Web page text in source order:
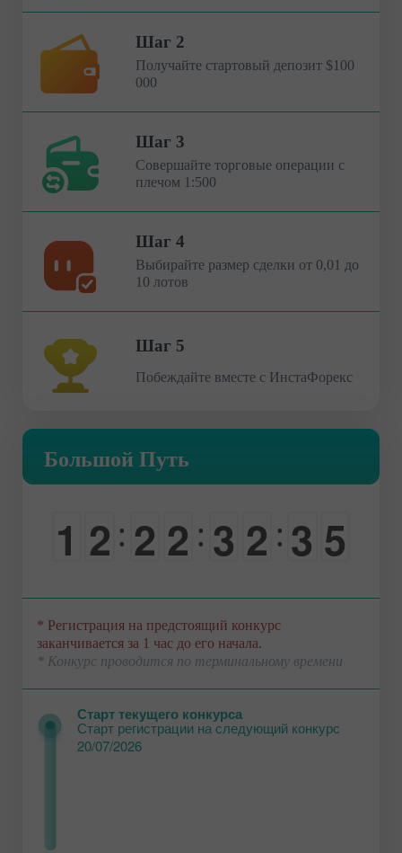
Шаг 2
Получайте стартовый депозит $100
000
Шаг 3
Совершайте торговые операции с
плечом 1:500
Шаг 4
Выбирайте размер сделки от 0,01 до
10 лотов
Шаг 5
Побеждайте вместе с ИнстаФорекс
Большой Путь
1 2 : 2 2 : 3 2 : 3 4
* Регистрация на предстоящий конкурс
заканчивается за 1 час до его начала.
* Конкурс проводится по терминальному времени
Старт текущего конкурса
Старт регистрации на следующий конкурс
20/07/2026